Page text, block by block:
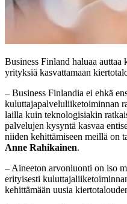
Business Finland haluaa
yrityksiä kasvattamaan
– Business Finlandia ei ehkä
kuluttajapalveluliiketoiminnan
lailla kuin teknologisiakin
palvelujen kysyntä kasvaa
niiden kehittämiseen meillä on
Anne Rahikainen.
– Aineeton arvonluonti on iso
erityisesti
kehittämään uusia